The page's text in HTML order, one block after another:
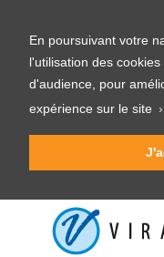
En poursuivant votre
l'utilisation des
d'audience, pour
expérience sur le site